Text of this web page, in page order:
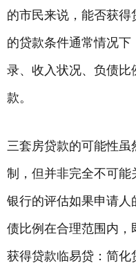
的市民来说，能否获
的贷款条件通常情况下
录、收入状况、负债
款。
三套房贷款的可能性虽
制，但并非完全不可能
银行的评估如果申请人
债比例在合理范围内
获得贷款临易贷：简化